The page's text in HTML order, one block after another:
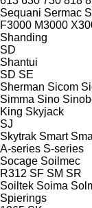
Sequani Sermac
F3000 M3000
Shanding
SD
Shantui
SD SE
Sherman Sicom
Simma Sino
King Skyjack
SJ
Skytrak Smart
A-series S-series
Socage Soilmec
R312 SF SM SR
Soiltek Soima
Spierings